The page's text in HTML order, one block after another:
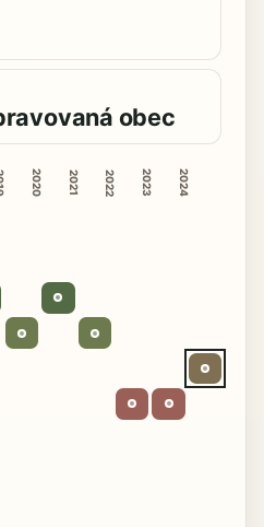
obec
2020 2021 2022 2023 2024